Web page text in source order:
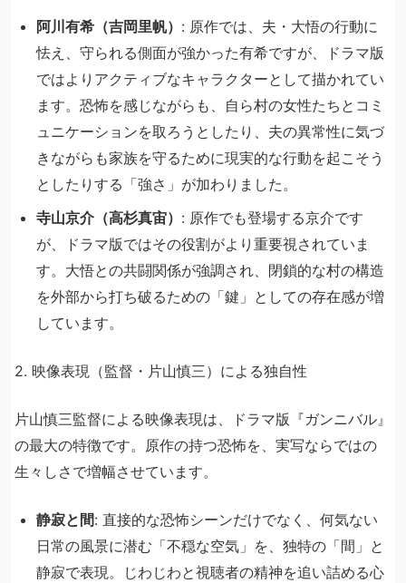
阿川有希（吉岡里帆） : 原作では、夫・大悟の行動に
怯え、守られる側面が強かった有希ですが、ドラマ版
ではよりアクティブなキャラクターとして描かれてい
ます。恐怖を感じながらも、自ら村の女性たちとコミ
ュニケーションを取ろうとしたり、夫の異常性に気づ
きながらも家族を守るために現実的な行動を起こそう
としたりする「強さ」が加わりました。
寺山京介（高杉真宙） : 原作でも登場する京介です
が、ドラマ版ではその役割がより重要視されていま
す。大悟との共闘関係が強調され、閉鎖的な村の構造
を外部から打ち破るための「鍵」としての存在感が増
しています。
2. 映像表現（監督・片山慎三）による独自性
片山慎三監督による映像表現は、ドラマ版『ガンニバル』
の最大の特徴です。原作の持つ恐怖を、実写ならではの
生々しさで増幅させています。
静寂と間: 直接的な恐怖シーンだけでなく、何気ない
日常の風景に潜む「不穏な空気」を、独特の「間」と
静寂で表現。じわじわと視聴者の精神を追い詰める心